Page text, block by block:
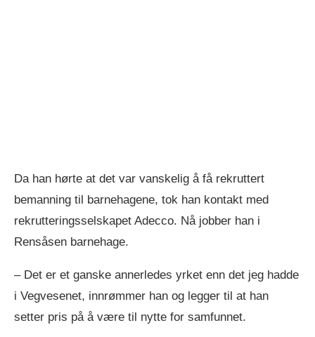
Da han hørte at det var vanskelig å få rekruttert
bemanning til barnehagene, tok han kontakt med
rekrutteringsselskapet Adecco. Nå jobber han i
Rensåsen barnehage.
– Det er et ganske annerledes yrket enn det jeg hadde
i Vegvesenet, innrømmer han og legger til at han
setter pris på å være til nytte for samfunnet.